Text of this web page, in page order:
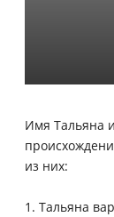
Имя Тальяна
из них:
1. Тальяна